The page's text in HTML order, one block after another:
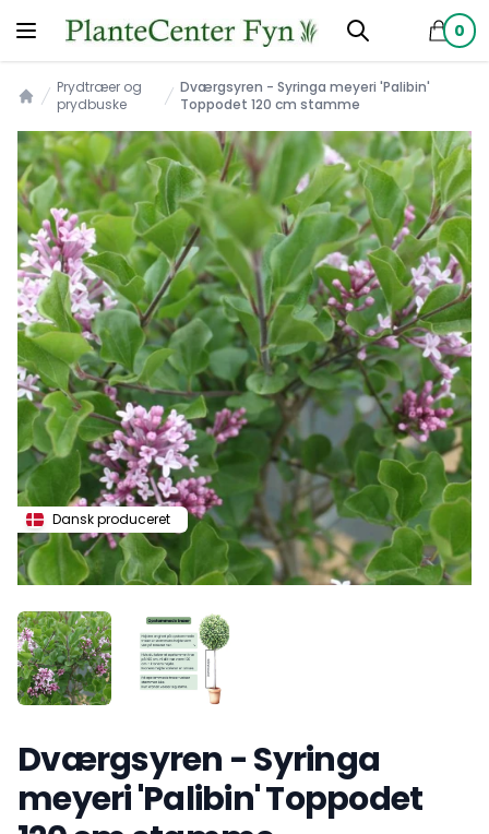
0
Forsiden
Prydtræer og
prydbuske
Dværgsyren - Syringa meyeri 'Palibin'
Toppodet 120 cm stamme
Dansk produceret
Dværgsyren - Syringa
meyeri 'Palibin' Toppodet